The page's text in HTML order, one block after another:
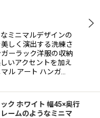
ミニマルデザインの
しく演出する洗練さ
ーラック洋服の収納
いアクセントを加え
ル アート ハンガ…
ク ホワイト 幅45×奥行
ームのようなミニマ